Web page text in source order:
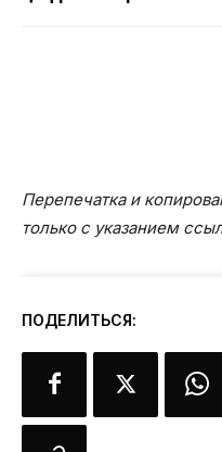
Перепечатка и
только с указанием
ПОДЕЛИТЬСЯ: